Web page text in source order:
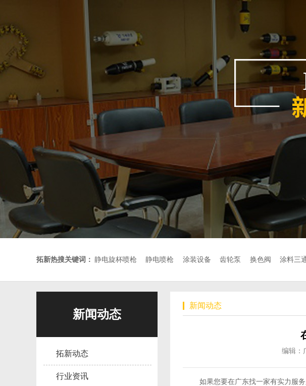
拓新热搜关键词： 静电旋杯喷枪 静电喷枪 涂装设备 齿轮泵 换色阀 涂料三
新闻动态
拓新动态
行业资讯
新闻动态
编辑：
如果您要在广东找一家有实力服